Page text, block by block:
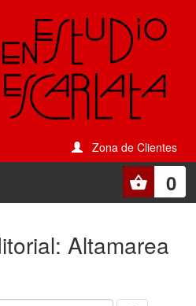
Zona de Clientes
0
Altamarea